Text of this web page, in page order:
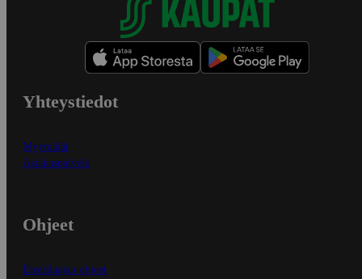
Yhteystiedot
Myymälät
Asiakaspalvelu
Ohjeet
Ensitilaajan ohjeet